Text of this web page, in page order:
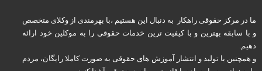
ما در مرکز حقوقی راهکار به دنبال این هستیم ،با بهرمندی از وکلای متخصص
و با سابقه بهترین و با کیفیت ترین خدمات حقوقی را به موکلین خود ارائه
دهیم.
و همچنین با تولید و انتشار آموزش های حقوقی به صورت کاملا رایگان، مردم